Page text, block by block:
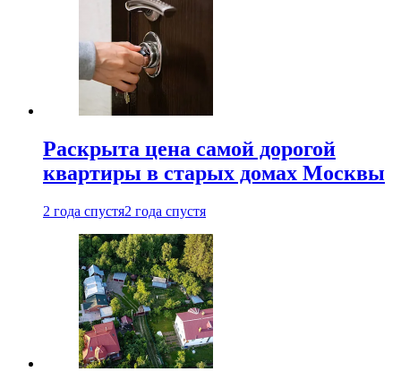
Раскрыта цена самой дорогой
квартиры в старых домах Москвы
2 года спустя2 года спустя